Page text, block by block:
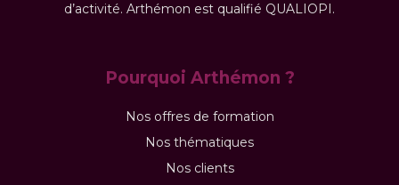
d’activité. Arthémon est qualifié QUALIOPI.
Pourquoi Arthémon ?
Nos offres de formation
Nos thématiques
Nos clients